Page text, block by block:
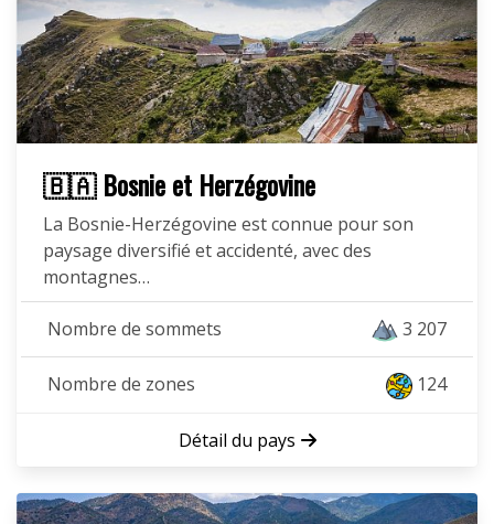
🇧🇦 Bosnie et Herzégovine
La Bosnie-Herzégovine est connue pour son
paysage diversifié et accidenté, avec des
montagnes…
Nombre de sommets 3 207
Nombre de zones 124
Détail du pays